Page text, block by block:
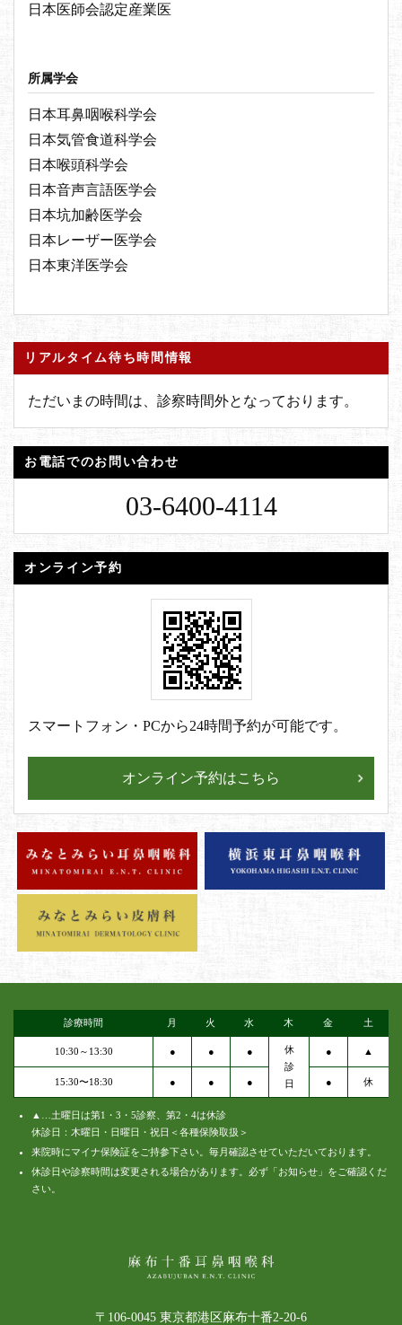
日本医師会認定産業医
所属学会
日本耳鼻咽喉科学会
日本気管食道科学会
日本喉頭科学会
日本音声言語医学会
日本坑加齢医学会
日本レーザー医学会
日本東洋医学会
リアルタイム待ち時間情報
ただいまの時間は、診察時間外となっております。
お電話でのお問い合わせ
03-6400-4114
オンライン予約
スマートフォン・PCから24時間予約が可能です。
オンライン予約はこちら
診療時間 月 火 水 木 金 土
10:30～13:30 ● ● ●
休
診
日
● ▲
15:30〜18:30 ● ● ● ● 休
▲…土曜日は第1・3・5診察、第2・4は休診
休診日：木曜日・日曜日・祝日＜各種保険取扱＞
来院時にマイナ保険証をご持参下さい。毎月確認させていただいております。
休診日や診察時間は変更される場合があります。必ず「お知らせ」をご確認くだ
さい。
〒106-0045 東京都港区麻布十番2-20-6